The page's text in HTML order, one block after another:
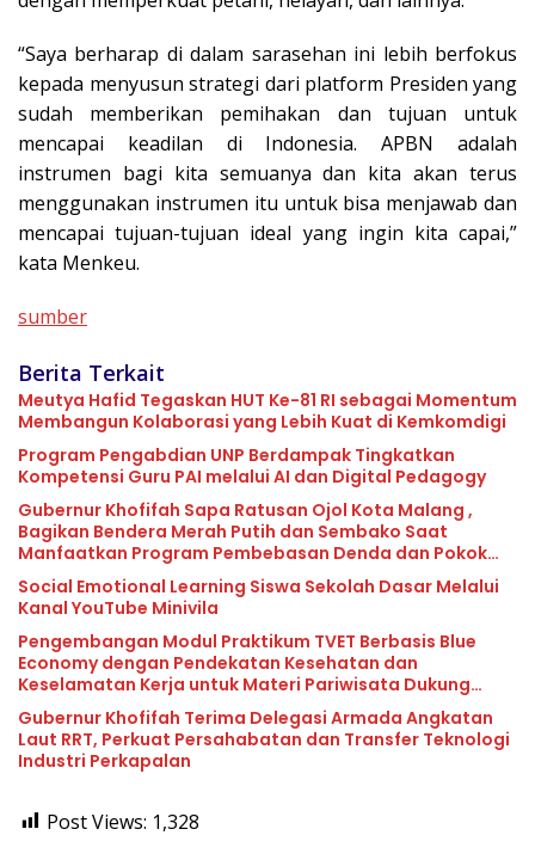
“Saya berharap di dalam sarasehan ini lebih berfokus
kepada menyusun strategi dari platform Presiden yang
sudah memberikan pemihakan dan tujuan untuk
mencapai keadilan di Indonesia. APBN adalah
instrumen bagi kita semuanya dan kita akan terus
menggunakan instrumen itu untuk bisa menjawab dan
mencapai tujuan-tujuan ideal yang ingin kita capai,”
kata Menkeu.
sumber
Berita Terkait
Meutya Hafid Tegaskan HUT Ke-81 RI sebagai Momentum
Membangun Kolaborasi yang Lebih Kuat di Kemkomdigi
Program Pengabdian UNP Berdampak Tingkatkan
Kompetensi Guru PAI melalui AI dan Digital Pedagogy
Gubernur Khofifah Sapa Ratusan Ojol Kota Malang ,
Bagikan Bendera Merah Putih dan Sembako Saat
Manfaatkan Program Pembebasan Denda dan Pokok
Tunggakan PKB
Social Emotional Learning Siswa Sekolah Dasar Melalui
Kanal YouTube Minivila
Pengembangan Modul Praktikum TVET Berbasis Blue
Economy dengan Pendekatan Kesehatan dan
Keselamatan Kerja untuk Materi Pariwisata Dukung
Pencapaian SDGs
Gubernur Khofifah Terima Delegasi Armada Angkatan
Laut RRT, Perkuat Persahabatan dan Transfer Teknologi
Industri Perkapalan
Post Views: 1,328